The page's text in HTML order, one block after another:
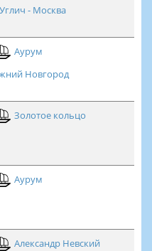
- Москва
Аурум
Новгород
Золотое кольцо
Аурум
Александр Невский